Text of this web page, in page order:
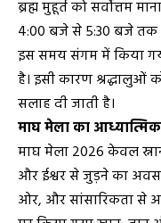
ब्रह्म मुहूर्त को सर्वोत्तम
4:00 बजे से 5:30 बजे तक
इस समय संगम में किया
है। इसी कारण श्रद्धालुओं
सलाह दी जाती है।
माघ मेला का
माघ मेला 2026 केवल
और ईश्वर से जुड़ने का
ओर, और सांसारिकता से